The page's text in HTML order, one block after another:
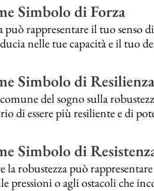
Simbolo di Forza
può rappresentare il tuo senso
nelle tue capacità e il tuo
Simbolo di Resilienza
del sogno sulla
di essere più resiliente e di
Simbolo di
la robustezza può
pressioni o agli ostacoli che